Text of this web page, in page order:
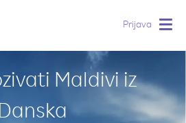
Prijava
Maldivi iz